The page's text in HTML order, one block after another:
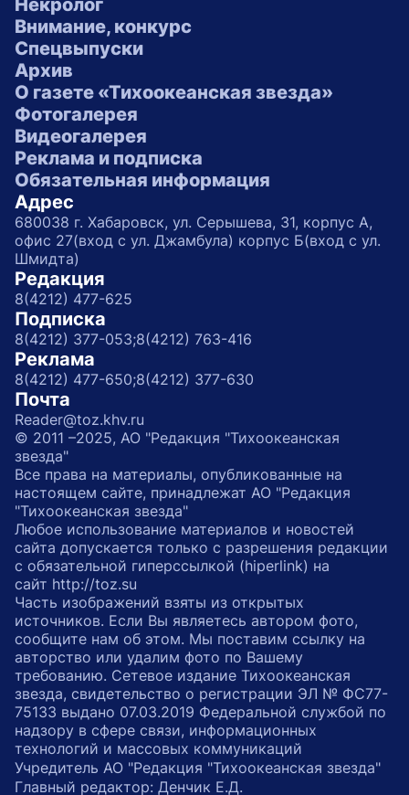
Некролог
Внимание, конкурс
Спецвыпуски
Архив
О газете «Тихоокеанская звезда»
Фотогалерея
Видеогалерея
Реклама и подписка
Обязательная информация
Адрес
680038 г. Хабаровск, ул. Серышева, 31, корпус А,
офис 27(вход с ул. Джамбула) корпус Б(вход с ул.
Шмидта)
Редакция
8(4212) 477-625
Подписка
8(4212) 377-053;8(4212) 763-416
Реклама
8(4212) 477-650;8(4212) 377-630
Почта
Reader@toz.khv.ru
© 2011 –2025, АО "Редакция "Тихоокеанская
звезда"
Все права на материалы, опубликованные на
настоящем сайте, принадлежат АО "Редакция
"Тихоокеанская звезда"
Любое использование материалов и новостей
сайта допускается только с разрешения редакции
с обязательной гиперссылкой (hiperlink) на
сайт http://toz.su
Часть изображений взяты из открытых
источников. Если Вы являетесь автором фото,
сообщите нам об этом. Мы поставим ссылку на
авторство или удалим фото по Вашему
требованию. Сетевое издание Тихоокеанская
звезда, свидетельство о регистрации ЭЛ № ФС77-
75133 выдано 07.03.2019 Федеральной службой по
надзору в сфере связи, информационных
технологий и массовых коммуникаций
Учредитель АО "Редакция "Тихоокеанская звезда"
Главный редактор: Денчик Е.Д.